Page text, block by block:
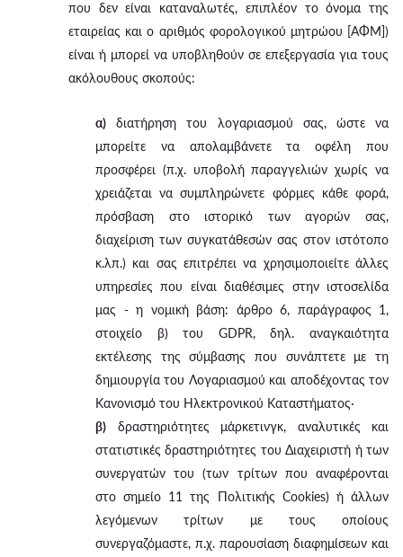
που δεν είναι καταναλωτές, επιπλέον το όνομα της
εταιρείας και ο αριθμός φορολογικού μητρώου [ΑΦΜ])
είναι ή μπορεί να υποβληθούν σε επεξεργασία για τους
ακόλουθους σκοπούς:
α) διατήρηση του λογαριασμού σας, ώστε να
μπορείτε να απολαμβάνετε τα οφέλη που
προσφέρει (π.χ. υποβολή παραγγελιών χωρίς να
χρειάζεται να συμπληρώνετε φόρμες κάθε φορά,
πρόσβαση στο ιστορικό των αγορών σας,
διαχείριση των συγκατάθεσών σας στον ιστότοπο
κ.λπ.) και σας επιτρέπει να χρησιμοποιείτε άλλες
υπηρεσίες που είναι διαθέσιμες στην ιστοσελίδα
μας - η νομική βάση: άρθρο 6, παράγραφος 1,
στοιχείο β) του GDPR, δηλ. αναγκαιότητα
εκτέλεσης της σύμβασης που συνάπτετε με τη
δημιουργία του Λογαριασμού και αποδέχοντας τον
Κανονισμό του Ηλεκτρονικού Καταστήματος·
β) δραστηριότητες μάρκετινγκ, αναλυτικές και
στατιστικές δραστηριότητες του Διαχειριστή ή των
συνεργατών του (των τρίτων που αναφέρονται
στο σημείο 11 της Πολιτικής Cookies) ή άλλων
λεγόμενων τρίτων με τους οποίους
συνεργαζόμαστε, π.χ. παρουσίαση διαφημίσεων και